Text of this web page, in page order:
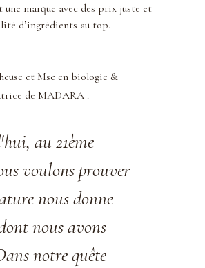
une marque avec des prix juste et
d’ingrédients au top.
et Msc en biologie &
de MADARA .
au 21ème
voulons prouver
nous donne
nous avons
notre quête